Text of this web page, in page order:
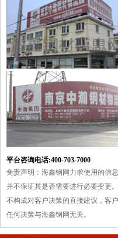
平台咨询电话:400-703-7000
免责声明：海鑫钢网力求使用的信
并不保证其是否需要进行必要变更
不构成对客户决策的直接建议，客
任何决策与海鑫钢网无关。